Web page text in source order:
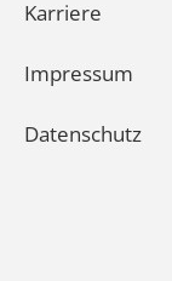
Karriere
Impressum
Datenschutz